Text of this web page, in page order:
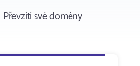
své domény